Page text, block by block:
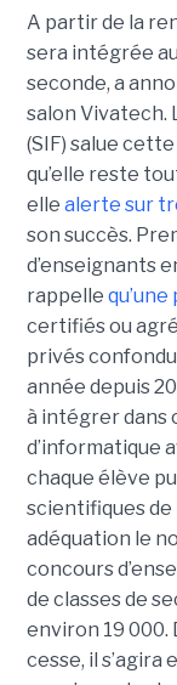
A partir de la
sera intégrée
seconde, a
salon Vivatech.
(SIF) salue
qu’elle reste
elle alerte sur
son succès.
d’enseignants
rappelle
certifiés ou
privés
année depuis
à intégrer dans
d’informatique
chaque élève
scientifiques de
adéquation le
concours
de classes de
environ 19 000.
cesse, il s’agira